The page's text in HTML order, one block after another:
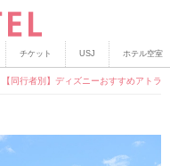
チケット USJ ホテル空室
【同行者別】ディズニーおすすめアト